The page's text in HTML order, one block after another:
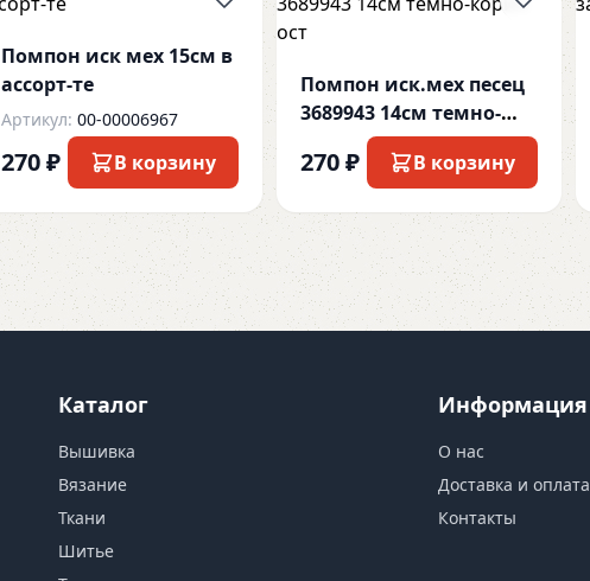
Помпон иск мех 15см в
ассорт-те
Артикул: 00-00006967
270 ₽ В корзину
Помпон иск.мех песец
3689943 14см темно-
корич ост
270 ₽ В корзину
Каталог
Вышивка
Вязание
Ткани
Шитье
Информация
О нас
Доставка и оплата
Контакты